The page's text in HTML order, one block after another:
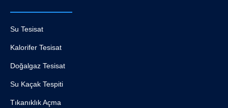
Su Tesisat
Kalorifer Tesisat
Doğalgaz Tesisat
Su Kaçak Tespiti
Tıkanıklık Açma